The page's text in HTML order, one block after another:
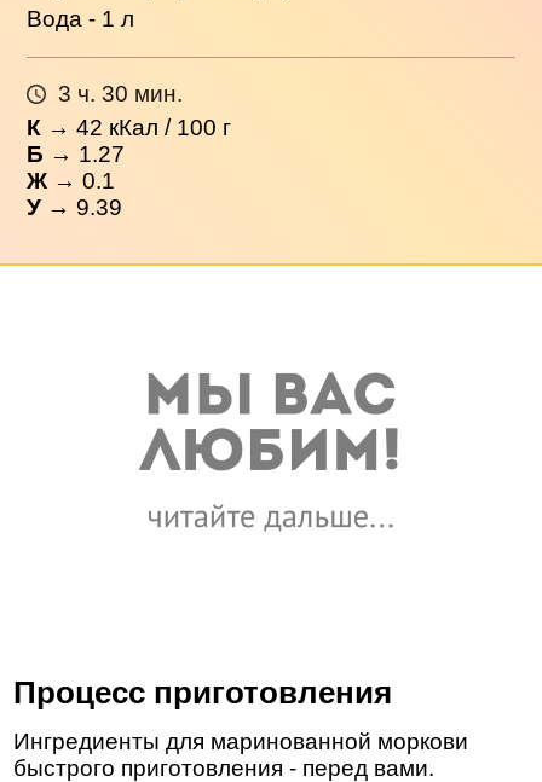
Вода - 1 л
3 ч. 30 мин.
К →42 кКал / 100 г
Б → 1.27
Ж → 0.1
У → 9.39
Процесс приготовления
Ингредиенты для маринованной моркови
быстрого приготовления - перед вами.